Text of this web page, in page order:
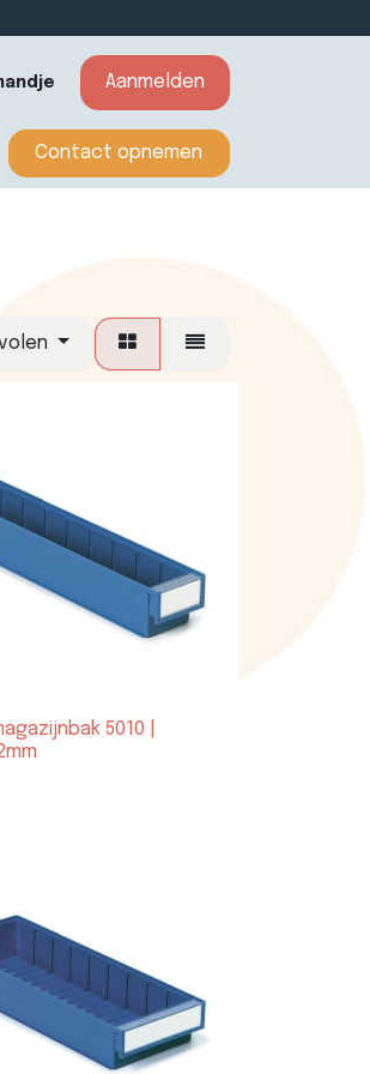
Aanmelden
​​​​​​Contact opnemen​​
5010 |